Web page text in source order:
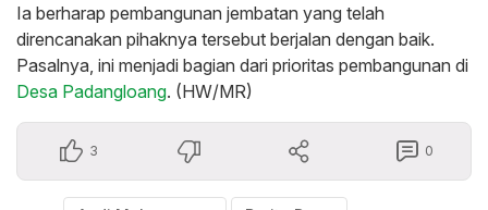
Ia berharap pembangunan jembatan yang telah
direncanakan pihaknya tersebut berjalan dengan baik.
Pasalnya, ini menjadi bagian dari prioritas pembangunan di
Desa Padangloang. (HW/MR)
3 0